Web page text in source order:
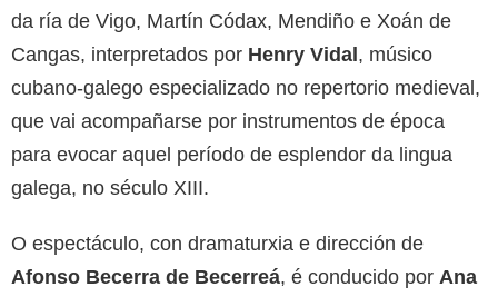
da ría de Vigo, Martín Códax, Mendiño e Xoán de
Cangas, interpretados por Henry Vidal, músico
cubano-galego especializado no repertorio medieval,
que vai acompañarse por instrumentos de época
para evocar aquel período de esplendor da lingua
galega, no século XIII.
O espectáculo, con dramaturxia e dirección de
Afonso Becerra de Becerreá, é conducido por Ana